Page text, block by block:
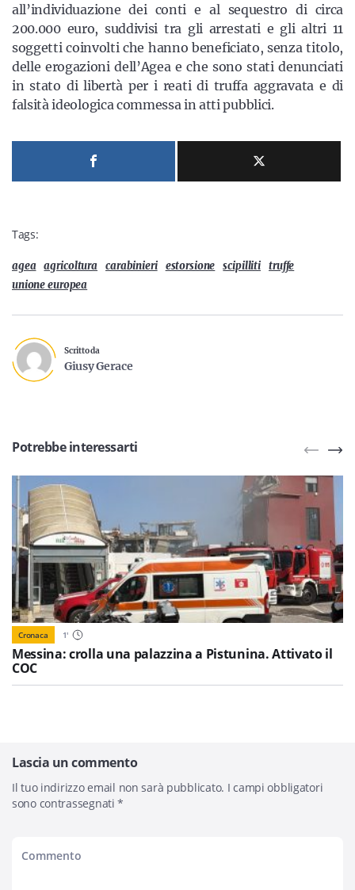
all’individuazione dei conti e al sequestro di circa
200.000 euro, suddivisi tra gli arrestati e gli altri 11
soggetti coinvolti che hanno beneficiato, senza titolo,
delle erogazioni dell’Agea e che sono stati denunciati
in stato di libertà per i reati di truffa aggravata e di
falsità ideologica commessa in atti pubblici.
Tags:
agea agricoltura carabinieri estorsione scipilliti truffe
unione europea
Scritto da
Giusy Gerace
Potrebbe interessarti
Cronaca 1'
Messina: crolla una palazzina a Pistunina. Attivato il
COC
Lascia un commento
Il tuo indirizzo email non sarà pubblicato. I campi obbligatori
sono contrassegnati*